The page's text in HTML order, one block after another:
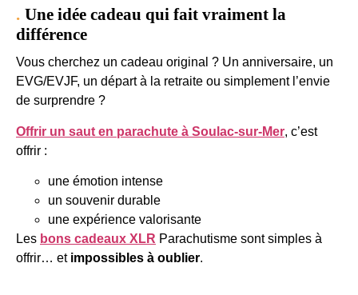
Une idée cadeau qui fait vraiment la
différence
Vous cherchez un cadeau original ? Un anniversaire, un
EVG/EVJF, un départ à la retraite ou simplement l’envie
de surprendre ?
Offrir un saut en parachute à Soulac-sur-Mer, c’est
offrir :
une émotion intense
un souvenir durable
une expérience valorisante
Les bons cadeaux XLR Parachutisme sont simples à
offrir… et impossibles à oublier.